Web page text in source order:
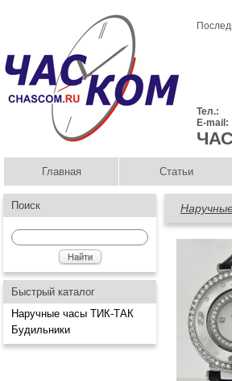
Тел.:
E-mail:
Главная Статьи
Поиск
Быстрый каталог
Наручные часы ТИК-ТАК
Будильники